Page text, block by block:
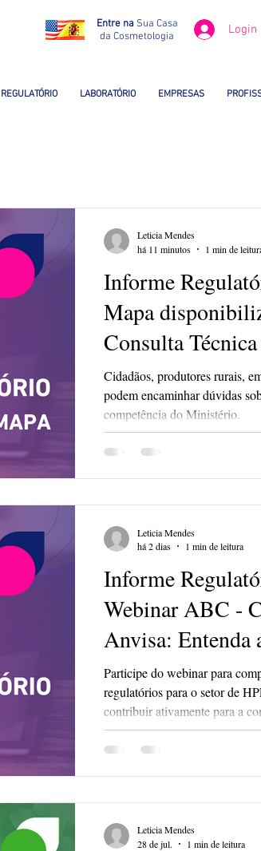
Entre na Sua Casa
da Cosmetologia
Login
REGULATÓRIO LABORATÓRIO EMPRESAS
Informe
Mapa
Consulta Técnica
Cidadãos, produtores rurais,
podem encaminhar dúvidas
competência do Ministério.
Leticia Mendes
há 11 minutos
1 min de
Informe
Webinar ABC -
Anvisa: Entenda
Lista de
Produtos HPPC
Participe do webinar para
regulatórios para o setor de
contribuir ativamente para a
setorial. Confirme sua
Leticia Mendes
há 2 dias
1 min de leitura
Leticia Mendes
28 de jul.
1 min de leitura